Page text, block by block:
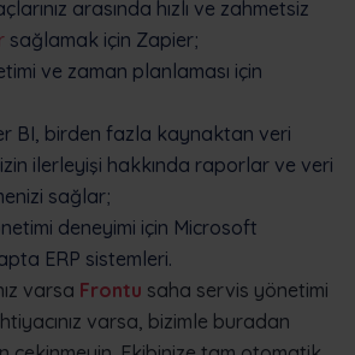
arasında hızlı ve zahmetsiz
sağlamak için Zapier;
ve zaman planlaması için
BI, birden fazla kaynaktan veri
ilerleyişi hakkında raporlar ve veri
sağlar;
deneyimi için Microsoft
ERP sistemleri.
varsa Frontu saha servis yönetimi
varsa, bizimle buradan